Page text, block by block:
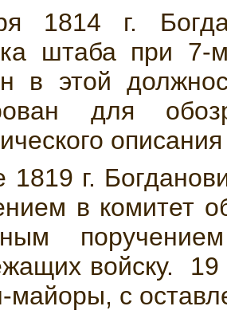
1814 г.
штаба при 7-
в этой
для
1819 г.
в комитет
войску.
майоры, с